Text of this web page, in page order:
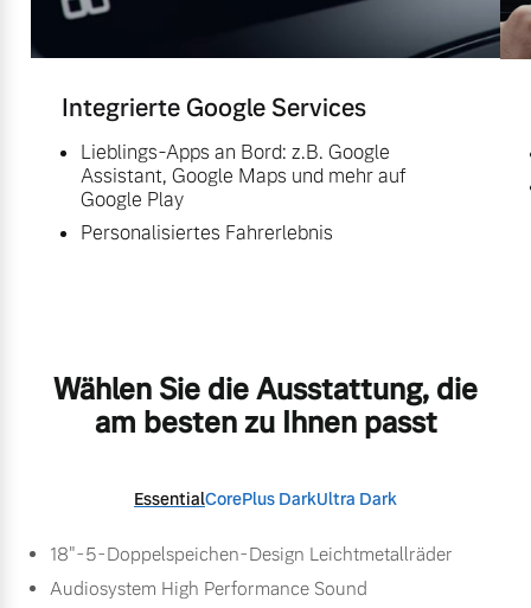
Integrierte Google Services
Lieblings-Apps an Bord: z.B. Google
Assistant, Google Maps und mehr auf
Google Play
Personalisiertes Fahrerlebnis
Wählen Sie die Ausstattung, die
am besten zu Ihnen passt
EssentialCorePlus DarkUltra Dark
18"-5-Doppelspeichen-Design Leichtmetallräder
Audiosystem High Performance Sound